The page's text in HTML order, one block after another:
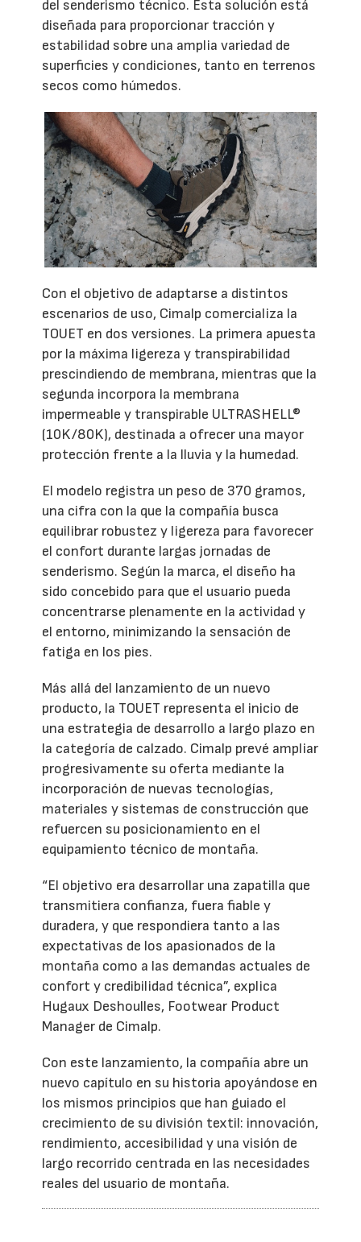
del senderismo técnico. Esta solución está
diseñada para proporcionar tracción y
estabilidad sobre una amplia variedad de
superficies y condiciones, tanto en terrenos
secos como húmedos.
Con el objetivo de adaptarse a distintos
escenarios de uso, Cimalp comercializa la
TOUET en dos versiones. La primera apuesta
por la máxima ligereza y transpirabilidad
prescindiendo de membrana, mientras que la
segunda incorpora la membrana
impermeable y transpirable ULTRASHELL®
(10K/80K), destinada a ofrecer una mayor
protección frente a la lluvia y la humedad.
El modelo registra un peso de 370 gramos,
una cifra con la que la compañía busca
equilibrar robustez y ligereza para favorecer
el confort durante largas jornadas de
senderismo. Según la marca, el diseño ha
sido concebido para que el usuario pueda
concentrarse plenamente en la actividad y
el entorno, minimizando la sensación de
fatiga en los pies.
Más allá del lanzamiento de un nuevo
producto, la TOUET representa el inicio de
una estrategia de desarrollo a largo plazo en
la categoría de calzado. Cimalp prevé ampliar
progresivamente su oferta mediante la
incorporación de nuevas tecnologías,
materiales y sistemas de construcción que
refuercen su posicionamiento en el
equipamiento técnico de montaña.
“El objetivo era desarrollar una zapatilla que
transmitiera confianza, fuera fiable y
duradera, y que respondiera tanto a las
expectativas de los apasionados de la
montaña como a las demandas actuales de
confort y credibilidad técnica”, explica
Hugaux Deshoulles, Footwear Product
Manager de Cimalp.
Con este lanzamiento, la compañía abre un
nuevo capítulo en su historia apoyándose en
los mismos principios que han guiado el
crecimiento de su división textil: innovación,
rendimiento, accesibilidad y una visión de
largo recorrido centrada en las necesidades
reales del usuario de montaña.